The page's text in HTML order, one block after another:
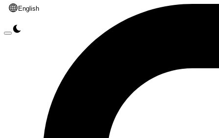
English